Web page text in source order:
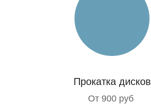
Прокатка дисков
От 900 руб